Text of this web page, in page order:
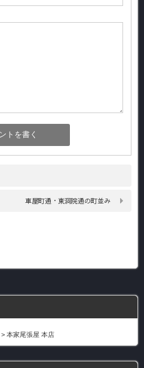
車屋町通・東洞院通の町並み
> 本家尾張屋 本店